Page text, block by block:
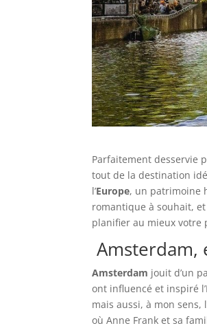
Parfaitement desservie
tout de la destination
l’Europe, un patrimoine
romantique à souhait,
planifier au mieux votre
Amsterdam,
Amsterdam jouit d’un
ont influencé et inspiré
mais aussi, à mon sens,
où Anne Frank et sa